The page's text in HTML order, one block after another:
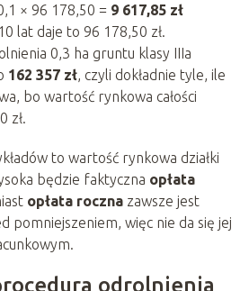
× 96 178,50 = 9 617,85 zł
lat daje to 96 178,50 zł.
0,3 ha gruntu klasy IIIa
162 357 zł, czyli dokładnie tyle, ile
bo wartość rynkowa całości
zł.
to wartość rynkowa działki
będzie faktyczna opłata
opłata rocznazawsze jest
pomniejszeniem, więc nie da się jej
odrolnienia